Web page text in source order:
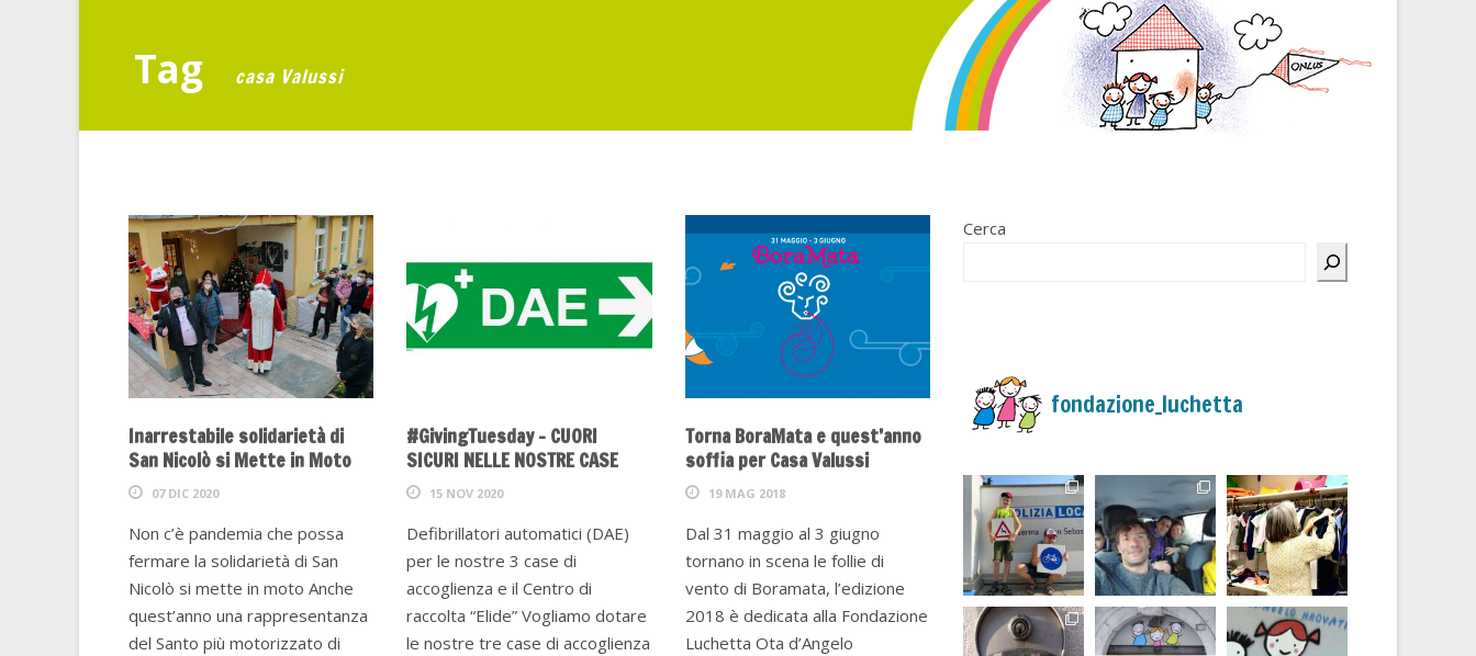
Tag casa Valussi
Inarrestabile solidarietà di
San Nicolò si Mette in Moto
07 DIC 2020
Non c’è pandemia che possa
fermare la solidarietà di San
Nicolò si mette in moto Anche
quest’anno una rappresentanza
del Santo più motorizzato di
#GivingTuesday – CUORI
SICURI NELLE NOSTRE CASE
15 NOV 2020
Defibrillatori automatici (DAE)
per le nostre 3 case di
accoglienza e il Centro di
raccolta “Elide” Vogliamo dotare
le nostre tre case di accoglienza
Torna BoraMata e quest’anno
soffia per Casa Valussi
19 MAG 2018
Dal 31 maggio al 3 giugno
tornano in scena le follie di
vento di Boramata, l’edizione
2018 è dedicata alla Fondazione
Luchetta Ota d’Angelo
Cerca
fondazione_luchetta